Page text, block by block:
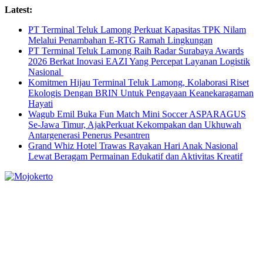
Skip
content
Latest:
PT Terminal Teluk Lamong Perkuat Kapasitas TPK Nilam
Melalui Penambahan E-RTG Ramah Lingkungan
PT Terminal Teluk Lamong Raih Radar Surabaya Awards
2026 Berkat Inovasi EAZI Yang Percepat Layanan Logistik
Nasional
Komitmen Hijau Terminal Teluk Lamong, Kolaborasi Riset
Ekologis Dengan BRIN Untuk Pengayaan Keanekaragaman
Hayati
Wagub Emil Buka Fun Match Mini Soccer ASPARAGUS
Se-Jawa Timur, AjakPerkuat Kekompakan dan Ukhuwah
Antargenerasi Penerus Pesantren
Grand Whiz Hotel Trawas Rayakan Hari Anak Nasional
Lewat Beragam Permainan Edukatif dan Aktivitas Kreatif